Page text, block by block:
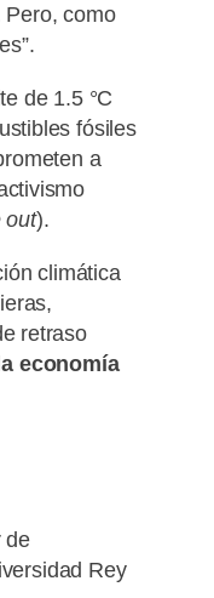
Pero, como
de 1.5 °C
fósiles
a
out).
climática
retraso
economía
de
Rey